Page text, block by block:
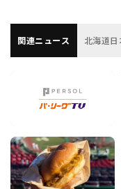
関連ニュース 北海道日